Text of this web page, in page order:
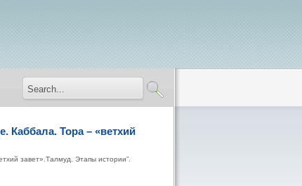
Каббала. Тора – «ветхий
завет».Талмуд. Этапы истории”.